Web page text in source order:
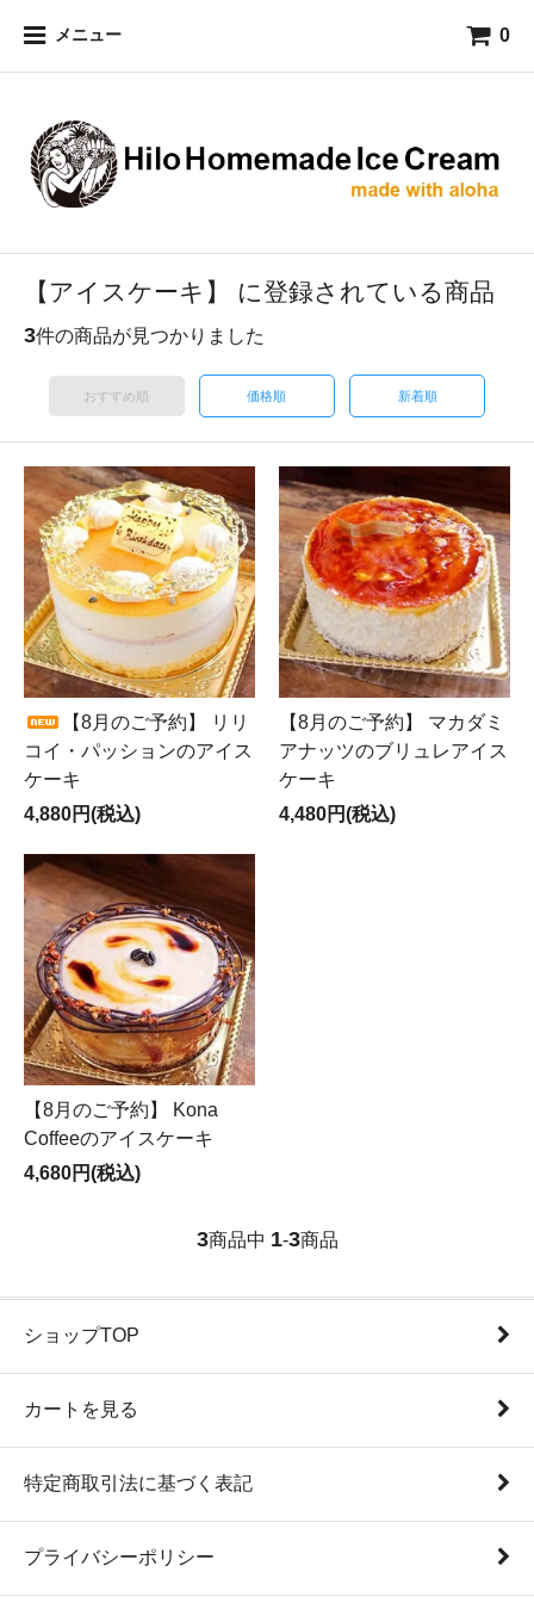
メニュー 0
【アイスケーキ】 に登録されている商品
3件の商品が見つかりました
おすすめ順 価格順 新着順
【8月のご予約】 リリ
コイ・パッションのアイス
ケーキ
4,880円(税込)
【8月のご予約】 マカダミ
アナッツのブリュレアイス
ケーキ
4,480円(税込)
【8月のご予約】 Kona
Coffeeのアイスケーキ
4,680円(税込)
3商品中 1-3商品
ショップTOP
カートを見る
特定商取引法に基づく表記
プライバシーポリシー